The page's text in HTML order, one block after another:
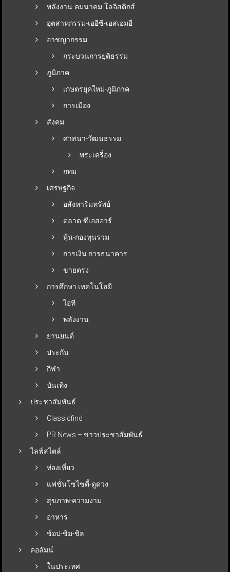
พลังงาน-คมนาคม-โลจิสติกส์
อุตสาหกรรม-เออีซี-เอสเอมอี
อาชญากรรม
กระบวนการยุติธรรม
ภูมิภาค
เกษตรยุคใหม่-ภูมิภาค
การเมือง
สังคม
ศาสนา-วัฒนธรรม
พระเครื่อง
กทม
เศรษฐกิจ
อสังหาริมทรัพย์
ตลาด-ซีเอสอาร์
หุ้น-กองทุนรวม
การเงิน การธนาคาร
ขายตรง
การศึกษา เทคโนโลยี
ไอที
พลังงาน
ยานยนต์
ประกัน
กีฬา
บันเทิง
ประชาสัมพันธ์
Classicfind
PR News – ข่าวประชาสัมพันธ์
ไลฟ์สไตล์
ท่องเที่ยว
แฟชั่นโซไซตี้-ดูดวง
สุขภาพ-ความงาม
อาหาร
ช้อป-ชิม-ชิล
คอลัมน์
ในประเทศ